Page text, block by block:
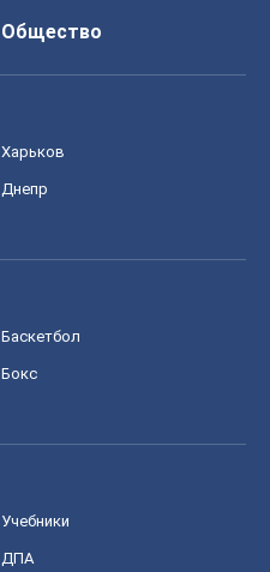
Общество
Харьков
Днепр
Баскетбол
Бокс
Учебники
ДПА